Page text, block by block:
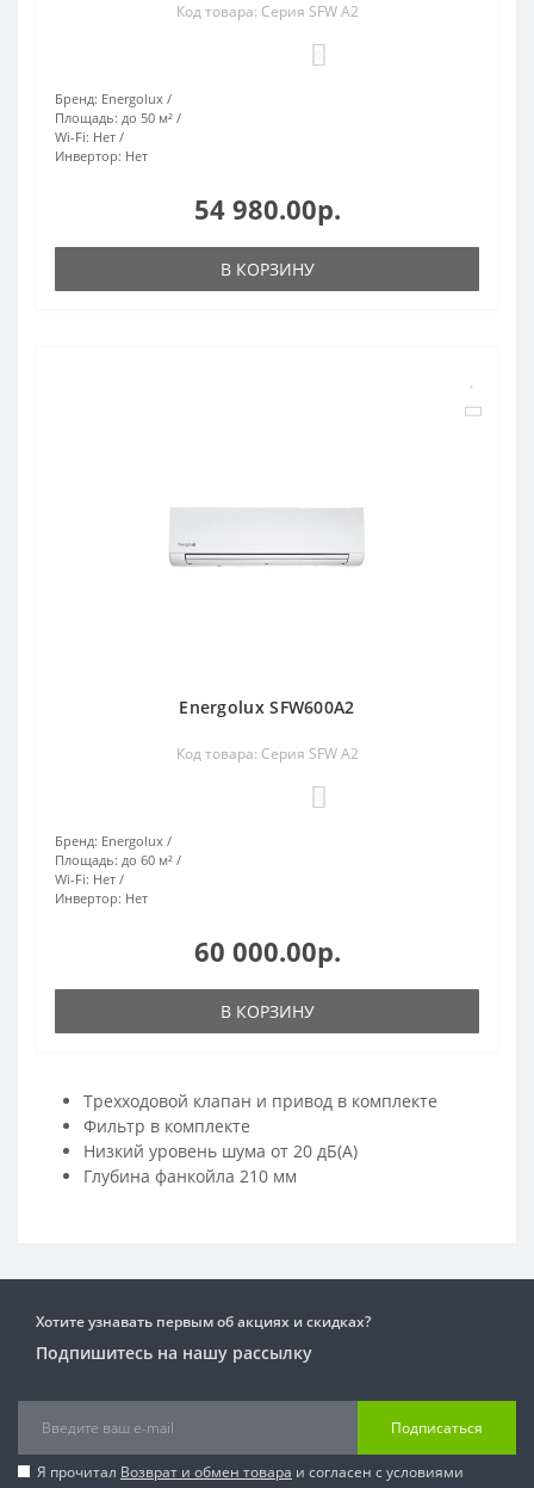
Код товара: Cерия SFW А2
Бренд: Energolux
Площадь: до 50 м²
Wi-Fi: Нет
Инвертор: Нет
54 980.00р.
В КОРЗИНУ
Energolux SFW600A2
Код товара: Cерия SFW А2
Бренд: Energolux
Площадь: до 60 м²
Wi-Fi: Нет
Инвертор: Нет
60 000.00р.
В КОРЗИНУ
Трехходовой клапан и привод в комплекте
Фильтр в комплекте
Низкий уровень шума от 20 дБ(А)
Глубина фанкойла 210 мм
Хотите узнавать первым об акциях и скидках?
Подпишитесь на нашу рассылку
Подписаться
Я прочитал Возврат и обмен товара и согласен с условиями